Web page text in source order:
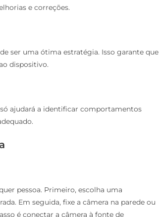
e correções.
ser uma ótima estratégia. Isso garante que
dispositivo.
ajudará a identificar comportamentos
pessoa. Primeiro, escolha uma
Em seguida, fixe a câmera na parede ou
é conectar a câmera à fonte de